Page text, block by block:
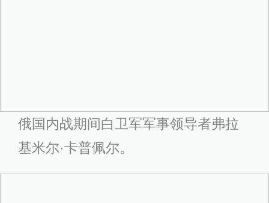
俄国内战期间白卫军军事领导者弗拉
基米尔·卡普佩尔。